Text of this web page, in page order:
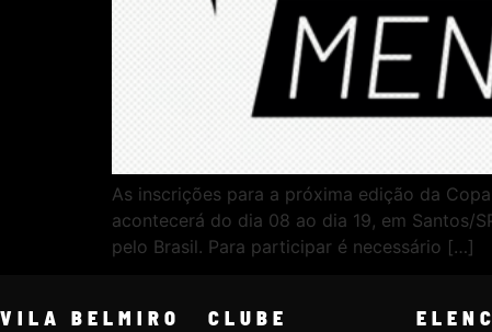
As inscrições para a próxima edição da
acontecerá do dia 08 ao dia 19, em Santos/
pelo Brasil. Para participar é necessário […]
VILA BELMIRO CLUBE